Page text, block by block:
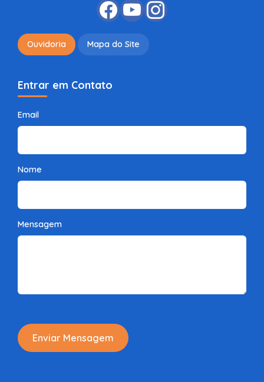
Ouvidoria Mapa do Site
Entrar em Contato
Email
Nome
Mensagem
Enviar Mensagem